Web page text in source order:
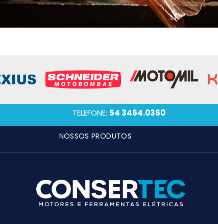
TELEFONE: 54 3464.0360
NOSSOS PRODUTOS